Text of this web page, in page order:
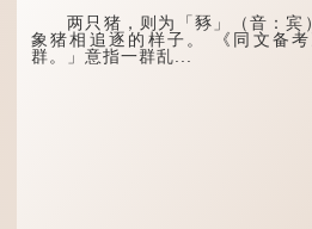
李白作此诗时，大约是
天宝十一年。当时他已被唐
玄宗赐金放还约八年，这期
两只猪，则为「豩」（音：宾
象猪相追逐的样子。 《同文备
群。」意指一群乱...